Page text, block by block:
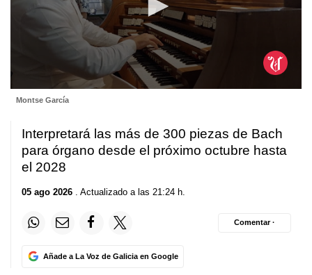
seconds
seconds
Montse García
Interpretará las más de 300 piezas de Bach
para órgano desde el próximo octubre hasta
el 2028
05 ago 2026 . Actualizado a las 21:24 h.
Añade a La Voz de Galicia en Google
Comentar ·